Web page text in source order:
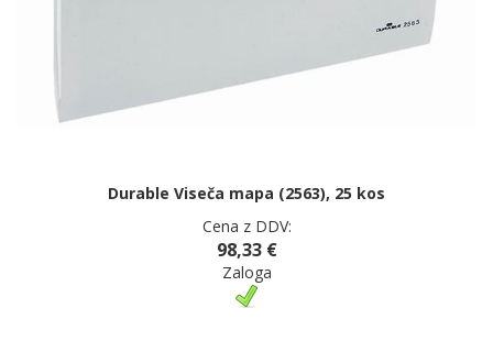
Durable Viseča mapa (2563), 25 kos
Cena z DDV:
98,33 €
Zaloga